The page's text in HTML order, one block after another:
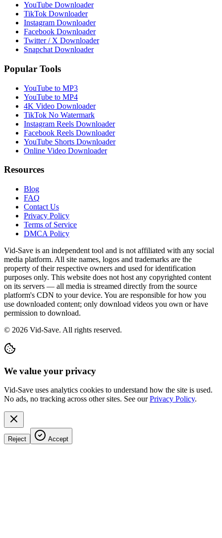
YouTube Downloader
TikTok Downloader
Instagram Downloader
Facebook Downloader
Twitter / X Downloader
Snapchat Downloader
Popular Tools
YouTube to MP3
YouTube to MP4
4K Video Downloader
TikTok No Watermark
Instagram Reels Downloader
Facebook Reels Downloader
YouTube Shorts Downloader
Online Video Downloader
Resources
Blog
FAQ
Contact Us
Privacy Policy
Terms of Service
DMCA Policy
Vid-Save is an independent tool and is not affiliated with any social
media platform. All site names, logos and trademarks are the
property of their respective owners and used for identification
purposes only. This website does not host any copyrighted content
on its servers — all media is streamed directly from the source
platform's CDN to your device. You are responsible for how you
use downloaded content; only download videos you own or have
permission to download.
© 2026 Vid-Save. All rights reserved.
We value your privacy
Vid-Save uses analytics cookies to understand how the site is used.
No ads, no tracking across other sites. See ourPrivacy Policy.
Reject Accept